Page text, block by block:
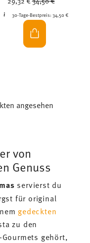
30-Tage-Bestpreis: 34,50 €
angesehen
von
Genuss
servierst du
für original
gedeckten
zu den
gehört,